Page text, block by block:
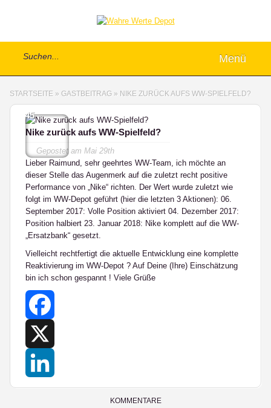
Menü
STARTSEITE » GASTBEITRAG » NIKE ZURÜCK AUFS WW-SPIELFELD?
45
Nike zurück aufs WW-Spielfeld?
Gepostet am Mai 29th
Lieber Raimund, sehr geehrtes WW-Team, ich möchte an
dieser Stelle das Augenmerk auf die zuletzt recht positive
Performance von „Nike“ richten. Der Wert wurde zuletzt wie
folgt im WW-Depot geführt (hier die letzten 3 Aktionen): 06.
September 2017: Volle Position aktiviert 04. Dezember 2017:
Position halbiert 23. Januar 2018: Nike komplett auf die WW-
„Ersatzbank“ gesetzt.
Vielleicht rechtfertigt die aktuelle Entwicklung eine komplette
Reaktivierung im WW-Depot ? Auf Deine (Ihre) Einschätzung
bin ich schon gespannt ! Viele Grüße
Facebook
KOMMENTARE